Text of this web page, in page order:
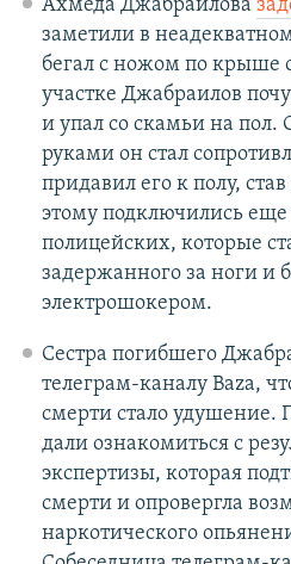
Ахмеда Джабраилова
заметили в
бегал с ножом по крыше
участке Джабраилов
и упал со скамьи на
руками он стал
придавил его к полу,
этому подключились еще
полицейских, которые
задержанного за ноги и
электрошокером.
Сестра погибшего
телеграм-каналу Baza,
смерти стало удушение.
дали ознакомиться с
экспертизы, которая
смерти и опровергла
наркотического